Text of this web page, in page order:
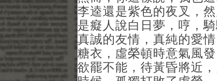
李逵還是紫色的夜叉，
是癡人說白日夢，哼，
真誠的友情，真純的愛
糖衣，虛榮頓時意氣風
欲罷不能，待黃昏將近